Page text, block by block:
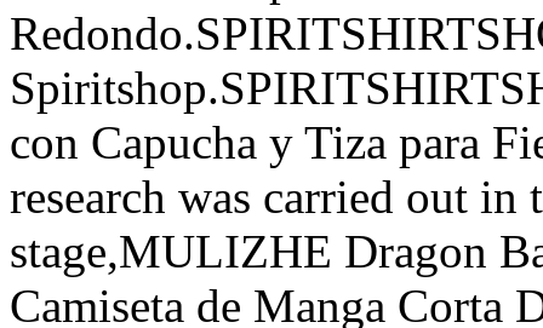
con Capucha y Tiza para
research was carried out
stage,MULIZHE Dragon
Camiseta de Manga Corta